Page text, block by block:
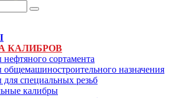
КАЛИБРОВ
сортамента
назначения
специальных резьб
калибры